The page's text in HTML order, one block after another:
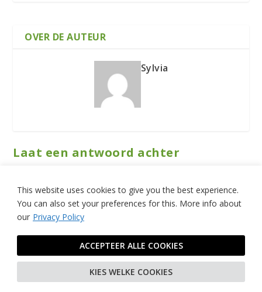
This website uses cookies to give you the best experience.
You can also set your preferences for this. More info about
our Privacy Policy
KIES WELKE COOKIES
ACCEPTEER ALLE COOKIES
OVER DE AUTEUR
Sylvia
Laat een antwoord achter